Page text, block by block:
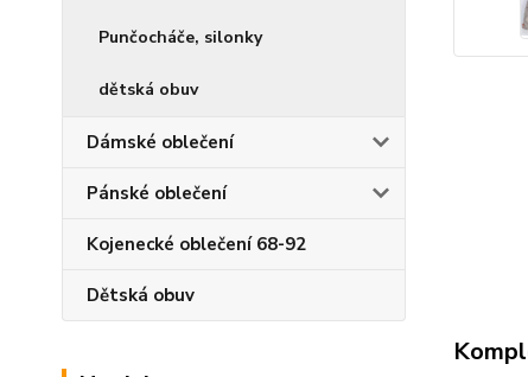
Punčocháče, silonky
dětská obuv
Dámské oblečení
Pánské oblečení
Kojenecké oblečení 68-92
Dětská obuv